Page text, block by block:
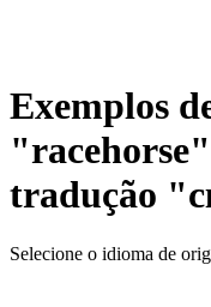
Exemplos
tradução
Selecione o idioma de